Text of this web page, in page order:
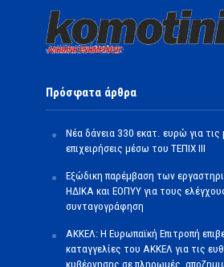
Πρόσφατα άρθρα
Νέα δάνεια 330 εκατ. ευρώ για τις
επιχειρήσεις μέσω του ΤΕΠΙΧ ΙΙΙ
Εξώδικη παρέμβαση των
ΗΔΙΚΑ και ΕΟΠΥΥ για τους
συνταγογράφηση
ΑΚΚΕΛ: Η Ευρωπαϊκή Επιτροπή
καταγγελίες του ΑΚΚΕΛ για τις
κυβέρνησης σε πληρωμές,